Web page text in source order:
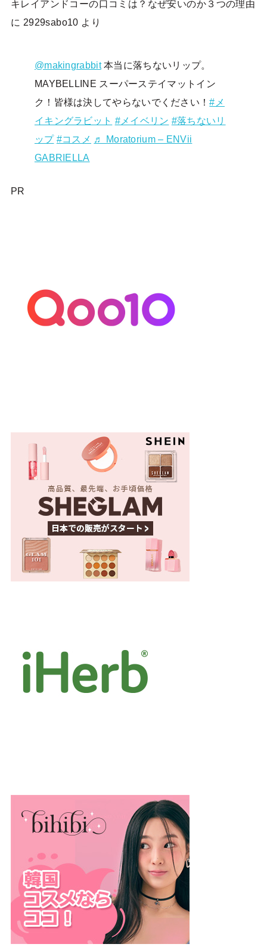
キレイアンドコーの口コミは？なぜ安いのか３つの理由
に 2929sabo10 より
@makingrabbit本当に落ちないリップ。
MAYBELLINE スーパーステイマットイン
ク！皆様は決してやらないでください！#メ
イキングラビット #メイベリン #落ちないリ
ップ #コスメ ♬ Moratorium – ENVii
GABRIELLA
PR